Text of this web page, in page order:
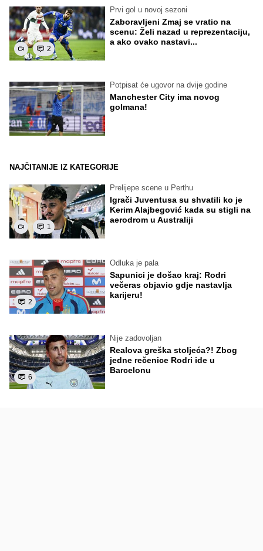
2
Prvi gol u novoj sezoni
Zaboravljeni Zmaj se vratio na
scenu: Želi nazad u reprezentaciju,
a ako ovako nastavi...
Potpisat će ugovor na dvije godine
Manchester City ima novog
golmana!
NAJČITANIJE IZ KATEGORIJE
1
Prelijepe scene u Perthu
Igrači Juventusa su shvatili ko je
Kerim Alajbegović kada su stigli na
aerodrom u Australiji
2
Odluka je pala
Sapunici je došao kraj: Rodri
večeras objavio gdje nastavlja
karijeru!
6
Nije zadovoljan
Realova greška stoljeća?! Zbog
jedne rečenice Rodri ide u
Barcelonu